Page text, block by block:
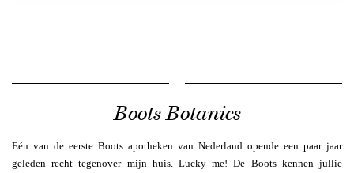
Boots Botanics
Eén van de eerste Boots apotheken van Nederland opende een paar jaar
geleden recht tegenover mijn huis. Lucky me! De Boots kennen jullie